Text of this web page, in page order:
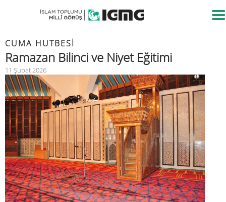
CUMA HUTBESİ
Ramazan Bilinci ve Niyet Eğitimi
11 Şubat 2026